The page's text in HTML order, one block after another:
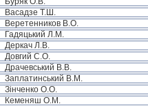
Васадзе Т.Ш.
Веретенников В.О.
Гадяцький Л.М.
Деркач Л.В.
Довгий С.О.
Драчевський В.В.
Заплатинський В.М.
Зінченко О.О.
Кеменяш О.М.